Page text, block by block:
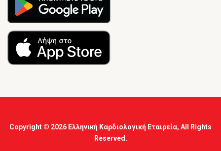
Copyright © 2026 Ελληνική Καρδιολογική Εταιρεία, All Rights
Reserved.